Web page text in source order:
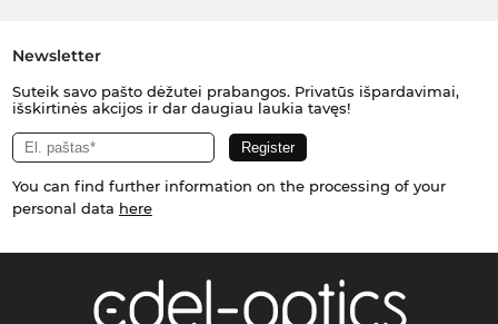
Newsletter
Suteik savo pašto dėžutei prabangos. Privatūs išpardavimai,
išskirtinės akcijos ir dar daugiau laukia tavęs!
You can find further information on the processing of your
personal data here